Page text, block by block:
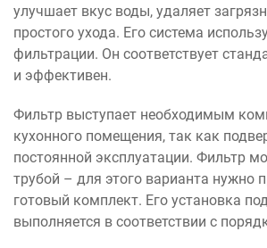
улучшает вкус воды, удаляет
простого ухода. Его система
фильтрации. Он соответствует
и эффективен.
Фильтр выступает необходимым
кухонного помещения, так как
постоянной эксплуатации. Фильтр
трубой – для этого варианта нужно
готовый комплект. Его установка
выполняется в соответствии с